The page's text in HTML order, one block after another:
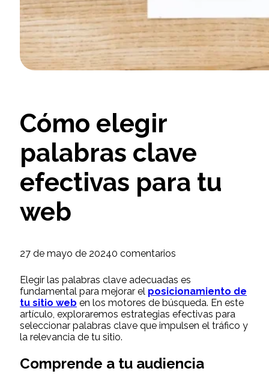
Cómo elegir
palabras clave
efectivas para tu
web
27 de mayo de 20240 comentarios
Elegir las palabras clave adecuadas es
fundamental para mejorar el posicionamiento de
tu sitio web en los motores de búsqueda. En este
artículo, exploraremos estrategias efectivas para
seleccionar palabras clave que impulsen el tráfico y
la relevancia de tu sitio.
Comprende a tu audiencia